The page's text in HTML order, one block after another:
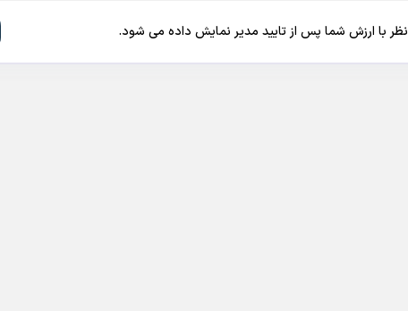
نظر با ارزش شما پس از تایید مدیر نمایش داده می شود.